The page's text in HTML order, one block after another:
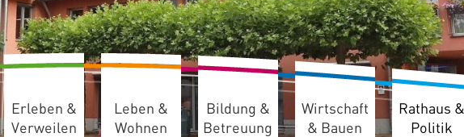
Erleben &
Verweilen
Leben &
Wohnen
Bildung &
Betreuung
Wirtschaft
& Bauen
Rathaus &
Politik